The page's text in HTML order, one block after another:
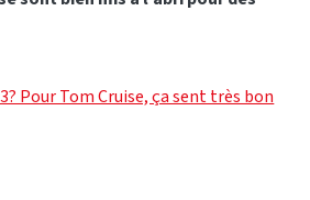
Pour Tom Cruise, ça sent très bon